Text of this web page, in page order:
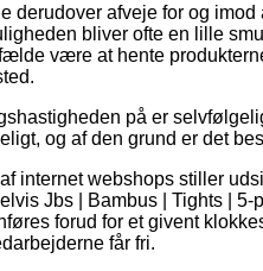
derudover afveje for og
bliver ofte en lille
være at hente
på er
og af den grund er det
internet webshops stiller
Jbs | Bambus | Tights |
forud for et givent
får fri.